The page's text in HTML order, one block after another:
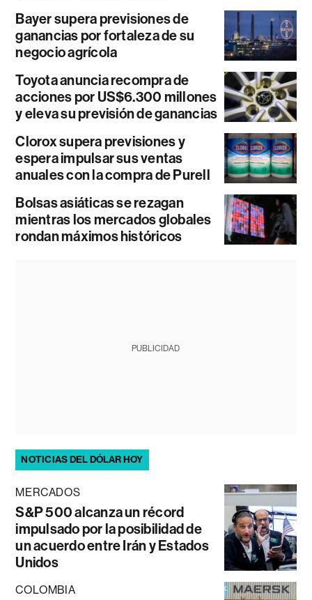
Bayer supera previsiones de
ganancias por fortaleza de su
negocio agrícola
Toyota anuncia recompra de
acciones por US$6.300 millones
y eleva su previsión de ganancias
Clorox supera previsiones y
espera impulsar sus ventas
anuales con la compra de Purell
Bolsas asiáticas se rezagan
mientras los mercados globales
rondan máximos históricos
PUBLICIDAD
NOTICIAS DEL DÓLAR HOY
MERCADOS
S&P 500 alcanza un récord
impulsado por la posibilidad de
un acuerdo entre Irán y Estados
Unidos
COLOMBIA